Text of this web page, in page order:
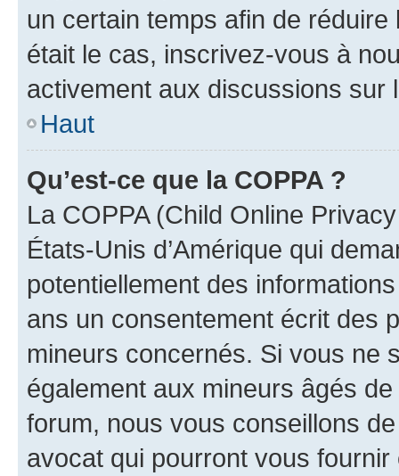
un certain temps afin de
était le cas, inscrivez-vous à
activement aux discussions sur
Haut
Qu’est-ce que la COPPA ?
La COPPA (Child Online
États-Unis d’Amérique qui
potentiellement des
ans un consentement écrit des
mineurs concernés. Si vous ne
également aux mineurs âgés
forum, nous vous conseillons
avocat qui pourront vous